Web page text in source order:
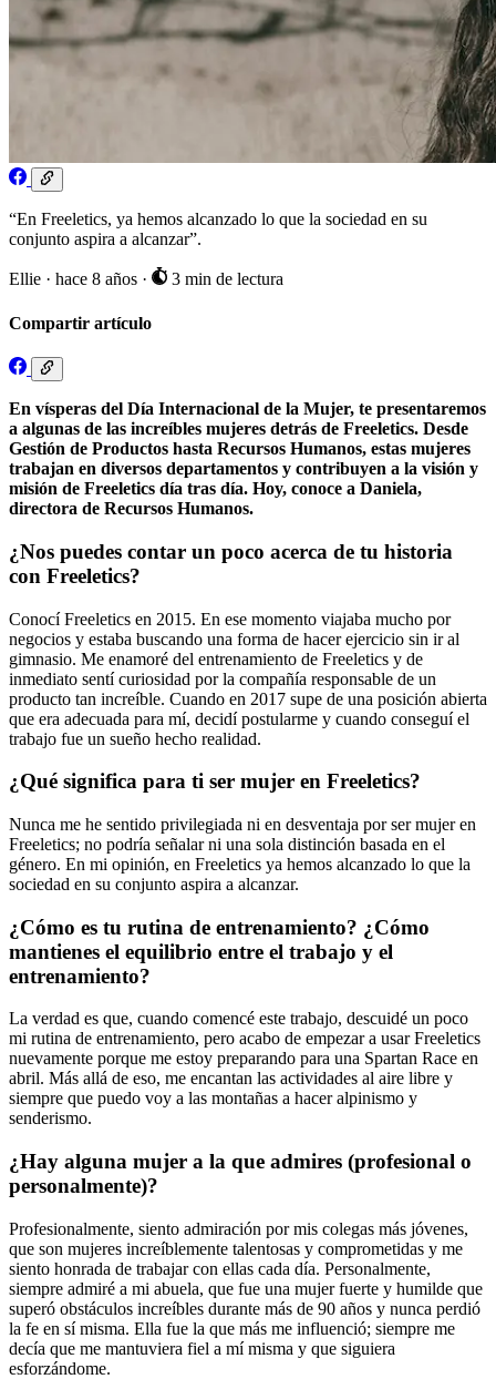
“En Freeletics, ya hemos alcanzado lo que la sociedad en su
conjunto aspira a alcanzar”.
Ellie · hace 8 años · 3 min de lectura
Compartir artículo
En vísperas del Día Internacional de la Mujer, te presentaremos
a algunas de las increíbles mujeres detrás de Freeletics. Desde
Gestión de Productos hasta Recursos Humanos, estas mujeres
trabajan en diversos departamentos y contribuyen a la visión y
misión de Freeletics día tras día. Hoy, conoce a Daniela,
directora de Recursos Humanos.
¿Nos puedes contar un poco acerca de tu historia
con Freeletics?
Conocí Freeletics en 2015. En ese momento viajaba mucho por
negocios y estaba buscando una forma de hacer ejercicio sin ir al
gimnasio. Me enamoré del entrenamiento de Freeletics y de
inmediato sentí curiosidad por la compañía responsable de un
producto tan increíble. Cuando en 2017 supe de una posición abierta
que era adecuada para mí, decidí postularme y cuando conseguí el
trabajo fue un sueño hecho realidad.
¿Qué significa para ti ser mujer en Freeletics?
Nunca me he sentido privilegiada ni en desventaja por ser mujer en
Freeletics; no podría señalar ni una sola distinción basada en el
género. En mi opinión, en Freeletics ya hemos alcanzado lo que la
sociedad en su conjunto aspira a alcanzar.
¿Cómo es tu rutina de entrenamiento? ¿Cómo
mantienes el equilibrio entre el trabajo y el
entrenamiento?
La verdad es que, cuando comencé este trabajo, descuidé un poco
mi rutina de entrenamiento, pero acabo de empezar a usar Freeletics
nuevamente porque me estoy preparando para una Spartan Race en
abril. Más allá de eso, me encantan las actividades al aire libre y
siempre que puedo voy a las montañas a hacer alpinismo y
senderismo.
¿Hay alguna mujer a la que admires (profesional o
personalmente)?
Profesionalmente, siento admiración por mis colegas más jóvenes,
que son mujeres increíblemente talentosas y comprometidas y me
siento honrada de trabajar con ellas cada día. Personalmente,
siempre admiré a mi abuela, que fue una mujer fuerte y humilde que
superó obstáculos increíbles durante más de 90 años y nunca perdió
la fe en sí misma. Ella fue la que más me influenció; siempre me
decía que me mantuviera fiel a mí misma y que siguiera
esforzándome.